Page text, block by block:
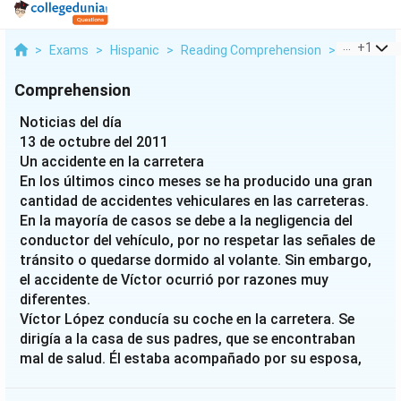
> Exams > Hispanic > Reading Comprehension > Noticias
+1
Comprehension
Noticias del día
13 de octubre del 2011
Un accidente en la carretera
En los últimos cinco meses se ha producido una gran
cantidad de accidentes vehiculares en las carreteras.
En la mayoría de casos se debe a la negligencia del
conductor del vehículo, por no respetar las señales de
tránsito o quedarse dormido al volante. Sin embargo,
el accidente de Víctor ocurrió por razones muy
diferentes.
Víctor López conducía su coche en la carretera. Se
dirigía a la casa de sus padres, que se encontraban
mal de salud. Él estaba acompañado por su esposa,